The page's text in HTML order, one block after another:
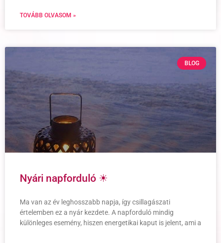
TOVÁBB OLVASOM »
BLOG
Nyári napforduló ☀
Ma van az év leghosszabb napja, így csillagászati
értelemben ez a nyár kezdete. A napforduló mindig
különleges esemény, hiszen energetikai kaput is jelent, ami a